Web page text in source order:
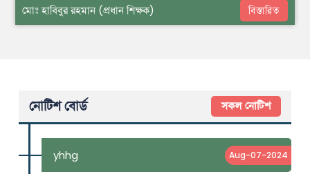
মোঃ হাবিবুর রহমান (প্রধান শিক্ষক) বিস্তারিত
নোটিশ বোর্ড সকল নোটিশ
yhhg Aug-07-2024